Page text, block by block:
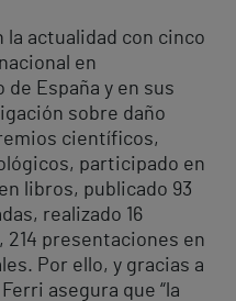
la actualidad con cinco
en
España y en sus
sobre daño
científicos,
participado en
libros, publicado 93
realizado 16
presentaciones en
Por ello, y gracias a
asegura que “la